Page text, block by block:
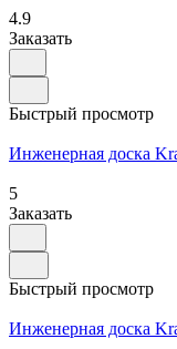
4.9
Заказать
Быстрый просмотр
Инженерная доска
5
Заказать
Быстрый просмотр
Инженерная доска